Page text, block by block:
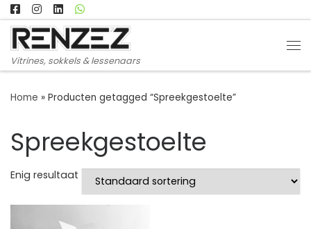
Ga naar inhoud
Vitrines, sokkels & lessenaars
Home » Producten getagged “Spreekgestoelte”
Spreekgestoelte
Enig resultaat